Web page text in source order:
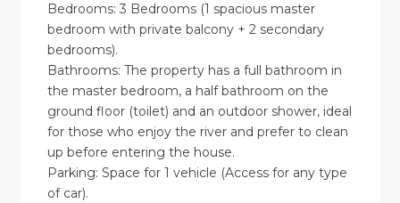
Bedrooms: 3 Bedrooms (1 spacious master
bedroom with private balcony + 2 secondary
bedrooms).
Bathrooms: The property has a full bathroom in
the master bedroom, a half bathroom on the
ground floor (toilet) and an outdoor shower, ideal
for those who enjoy the river and prefer to clean
up before entering the house.
Parking: Space for 1 vehicle (Access for any type
of car).